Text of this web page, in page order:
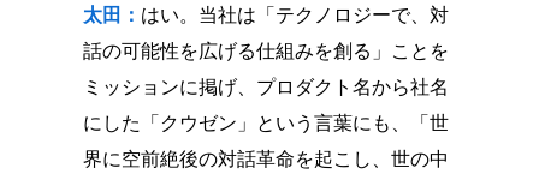
太田： はい。当社は「テクノロジーで、対
話の可能性を広げる仕組みを創る」ことを
ミッションに掲げ、プロダクト名から社名
にした「クウゼン」という言葉にも、「世
界に空前絶後の対話革命を起こし、世の中